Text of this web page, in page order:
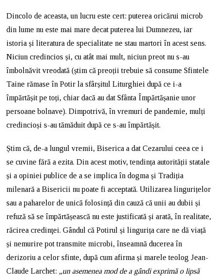
Dincolo de aceasta, un lucru este cert: puterea oricărui microb
din lume nu este mai mare decat puterea lui Dumnezeu, iar
istoria și literatura de specialitate ne stau martori în acest sens.
Niciun credincios și, cu atât mai mult, niciun preot nu s-au
îmbolnăvit vreodată (știm că preoții trebuie să consume Sfintele
Taine rămase în Potir la sfârșitul Liturghiei după ce i-a
împărtășit pe toți, chiar dacă au dat Sfânta Împărtășanie unor
persoane bolnave). Dimpotrivă, în vremuri de pandemie, mulți
credincioși s-au tămăduit după ce s-au împărtășit.
Știm că, de-a lungul vremii, Biserica a dat Cezarului ceea ce i
se cuvine fără a ezita. Din acest motiv, tendința autorității statale
și a opiniei publice de a se implica în dogma și Tradiția
milenară a Bisericii nu poate fi acceptată. Utilizarea lingurițelor
sau a paharelor de unică folosință din cauză că unii au dubii și
refuză să se împărtășească nu este justificată și arată, în realitate,
răcirea credinţei. Gândul că Potirul și lingurița care ne dă viață
și nemurire pot transmite microbi, înseamnă ducerea în
derizoriu a celor sfinte, după cum afirma și marele teolog Jean-
Claude Larchet: „un asemenea mod de a gândi exprimă o lipsă